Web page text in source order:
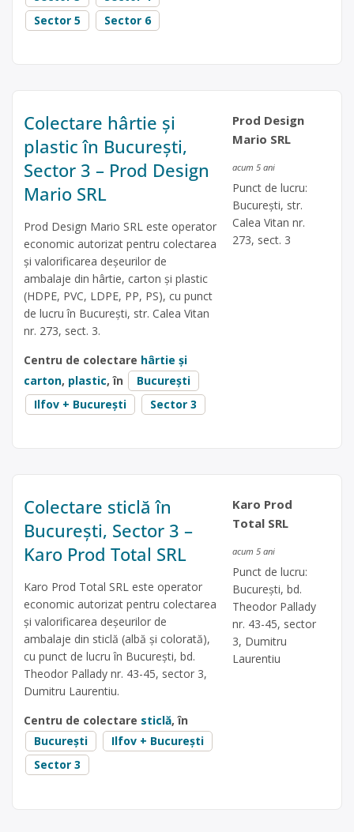
Sector 5
Sector 6
Colectare hârtie și
plastic în București,
Sector 3 – Prod Design
Mario SRL
Prod Design Mario SRL este operator
economic autorizat pentru colectarea
și valorificarea deșeurilor de
ambalaje din hârtie, carton și plastic
(HDPE, PVC, LDPE, PP, PS), cu punct
de lucru în București, str. Calea Vitan
nr. 273, sect. 3.
Centru de colectare hârtie și
carton, plastic, în
București
Ilfov + București
Sector 3
Prod Design
Mario SRL
acum 5 ani
Punct de lucru:
București, str.
Calea Vitan nr.
273, sect. 3
Colectare sticlă în
București, Sector 3 –
Karo Prod Total SRL
Karo Prod Total SRL este operator
economic autorizat pentru colectarea
și valorificarea deșeurilor de
ambalaje din sticlă (albă și colorată),
cu punct de lucru în București, bd.
Theodor Pallady nr. 43-45, sector 3,
Dumitru Laurentiu.
Centru de colectare sticlă, în
București
Ilfov + București
Sector 3
Karo Prod
Total SRL
acum 5 ani
Punct de lucru:
București, bd.
Theodor Pallady
nr. 43-45, sector
3, Dumitru
Laurentiu